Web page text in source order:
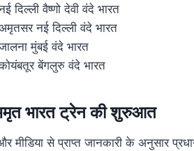
दिल्ली वैष्णो देवी वंदे भारत
नई दिल्ली वंदे भारत
मुंबई वंदे भारत
बेंगलुरु वंदे भारत
भारत ट्रेन की शुरुआत
मीडिया से प्राप्त जानकारी के अनुसार